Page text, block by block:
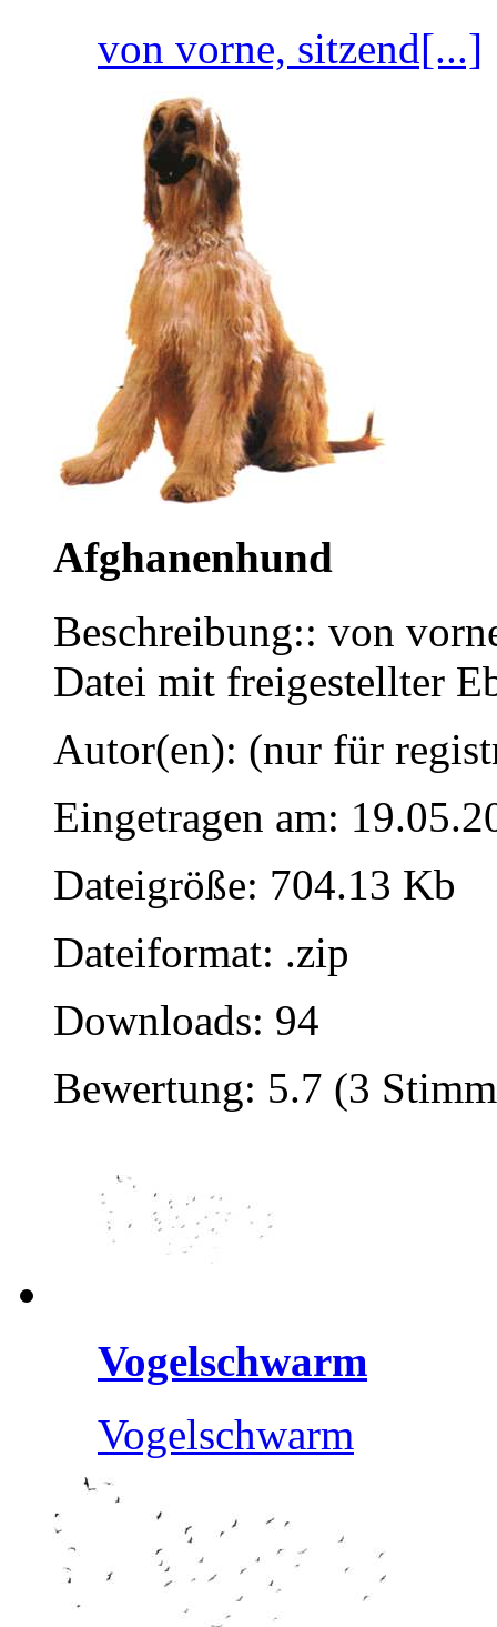
von vorne, sitzend[...]
Afghanenhund
Beschreibung:: von
Datei mit freigestellter
Autor(en): (nur für
Eingetragen am:
Dateigröße: 704.13 Kb
Dateiformat: .zip
Downloads: 94
Bewertung: 5.7 (3
Vogelschwarm
Vogelschwarm